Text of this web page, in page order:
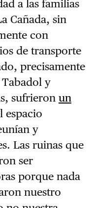
a las familias
Cañada, sin
con
de transporte
precisamente
y
sufrieron un
espacio
y
Las ruinas que
ser
porque nada
nuestro